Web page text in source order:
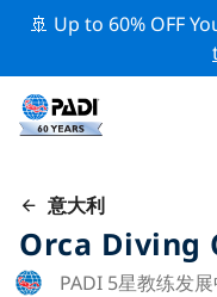
🚢 Up to 60% OFF
意大利
Orca Diving
PADI 5星教练发